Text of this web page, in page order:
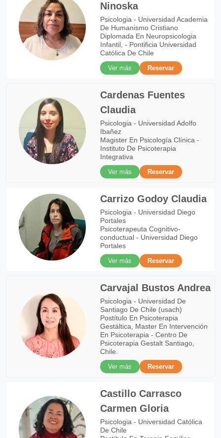
Ninoska
Psicologia - Universidad Academia
De Humanismo Cristiano
Diplomada En Neuropsicologia
Infantil, - Pontificia Universidad
Católica De Chile
Ver más
Reservar
Cardenas Fuentes
Claudia
Psicologia - Universidad Adolfo
Ibañez
Magister En Psicología Clínica -
Instituto De Psicoterapia
Integrativa
Ver más
Reservar
Carrizo Godoy Claudia
Psicologia - Universidad Diego
Portales
Psicoterapeuta Cognitivo-
conductual - Universidad Diego
Portales
Ver más
Reservar
Carvajal Bustos Andrea
Psicologia - Universidad De
Santiago De Chile (usach)
Postítulo En Psicoterapia
Gestáltica, Master En Intervención
En Psicoterapia - Centro De
Psicoterapia Gestalt Santiago,
Chile.
Ver más
Reservar
Castillo Carrasco
Carmen Gloria
Psicologia - Universidad Católica
De Chile